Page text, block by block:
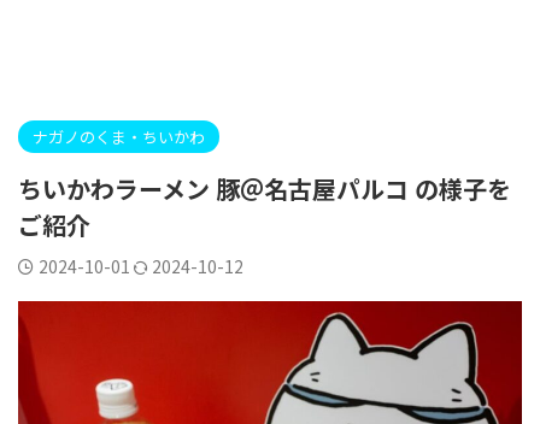
ナガノのくま・ちいかわ
ちいかわラーメン 豚＠名古屋パルコ の様子を
ご紹介
2024-10-01 2024-10-12